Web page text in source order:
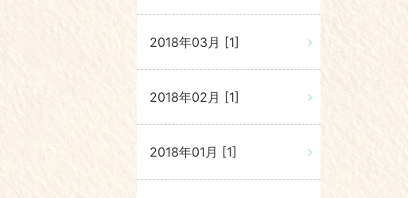
2018年03月 [1]
2018年02月 [1]
2018年01月 [1]